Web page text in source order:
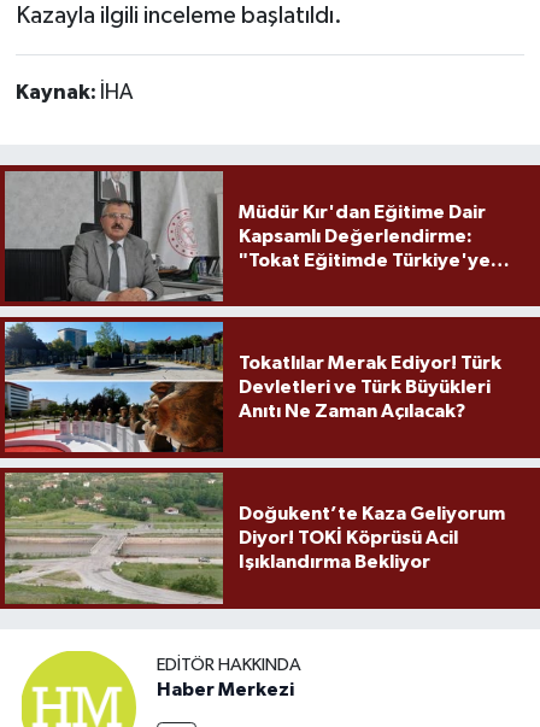
Kazayla ilgili inceleme başlatıldı.
Kaynak: İHA
Müdür Kır'dan Eğitime Dair
Kapsamlı Değerlendirme:
"Tokat Eğitimde Türkiye'ye
Tokatlılar Merak Ediyor! Türk
Devletleri ve Türk Büyükleri
Anıtı Ne Zaman Açılacak?
Doğukent’te Kaza Geliyorum
Diyor! TOKİ Köprüsü Acil
Işıklandırma Bekliyor
EDITÖR HAKKINDA
Haber Merkezi